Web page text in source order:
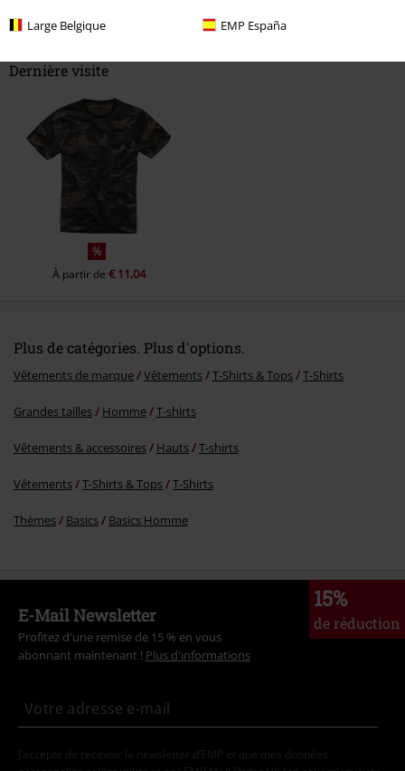
Large Belgique EMP España
Envoyer le commentaire
Dernière visite
%
À partir de € 11,04
Plus de catégories. Plus d'options.
Vêtements de marque Vêtements T-Shirts & Tops T-Shirts
Grandes tailles Homme T-shirts
Vêtements & accessoires Hauts T-shirts
Vêtements T-Shirts & Tops T-Shirts
Thèmes Basics Basics Homme
15%
de réduction
E-Mail Newsletter
Profitez d'une remise de 15 % en vous
abonnant maintenant ! Plus d'informations
J’accepte de recevoir la newsletter d’EMP et que mes données